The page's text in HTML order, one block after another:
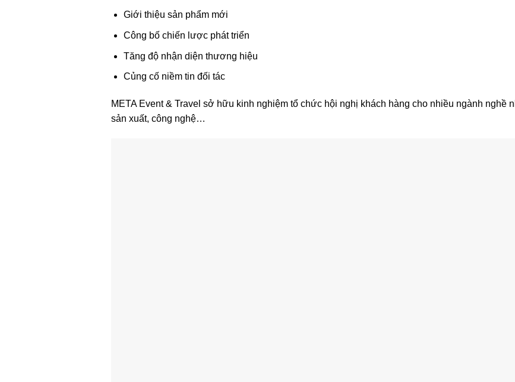
Giới thiệu sản phẩm mới
Công bố chiến lược phát triển
Tăng độ nhận diện thương hiệu
Củng cố niềm tin đối tác
META Event & Travel sở hữu kinh nghiệm tổ chức hội nghị khách hàng cho nhiều ngành nghề
sản xuất, công nghệ…